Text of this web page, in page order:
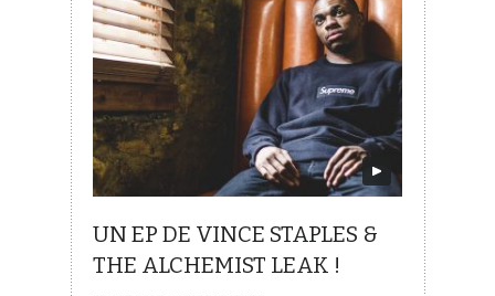
UN EP DE VINCE STAPLES &
THE ALCHEMIST LEAK !